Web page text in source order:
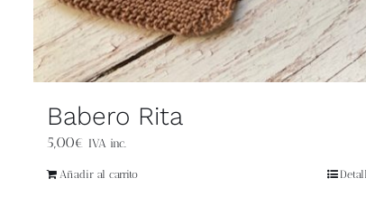
Babero Rita
5,00€ IVA inc.
Añadir al carrito